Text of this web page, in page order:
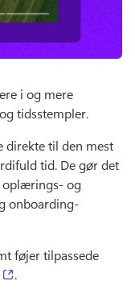
i og mere
tidsstempler.
direkte til den mest
tid. De gør det
oplærings- og
onboarding-
føjer tilpassede
.